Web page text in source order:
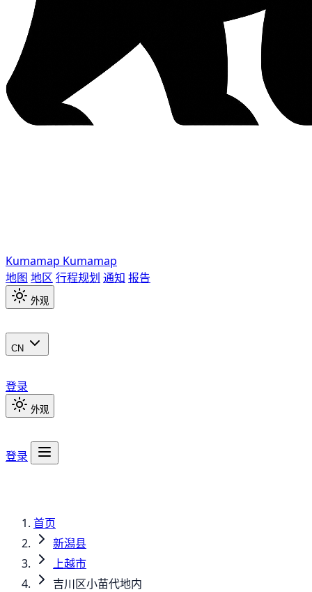
Kumamap Kumamap
地图 地区 行程规划 通知 报告
外观
CN
登录
外观
登录
首页
新潟县
上越市
吉川区小苗代地内